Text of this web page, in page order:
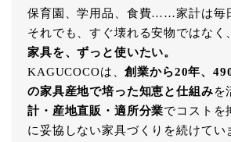
保育園、学用品、食費……家計は毎
それでも、すぐ壊れる安物ではなく
家具を、ずっと使いたい。
KAGUCOCOは、創業から20年、
の家具産地で培った知恵と仕組みを
計・産地直販・適所分業でコストを
に妥協しない家具づくりを続けてい